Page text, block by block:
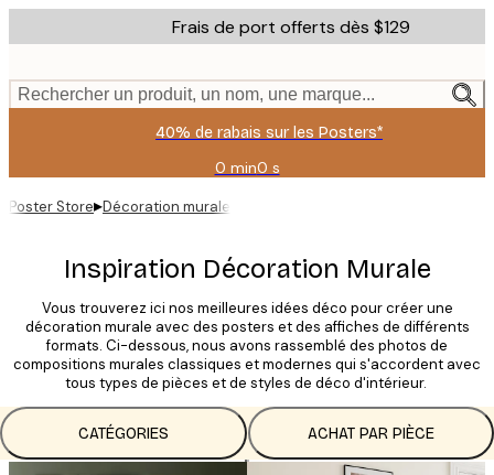
to
content.
Frais de port offerts dès $129
Rechercher un produit, un nom, une marque...
40% de rabais sur les Posters*
0 min0 s
Valable
09
Poster Store▸Décoration murale
Inspiration Décoration Murale
Vous trouverez ici nos meilleures idées déco pour créer une
décoration murale avec des posters et des affiches de différents
formats. Ci-dessous, nous avons rassemblé des photos de
compositions murales classiques et modernes qui s'accordent avec
tous types de pièces et de styles de déco d'intérieur.
CATÉGORIES ACHAT PAR PIÈCE